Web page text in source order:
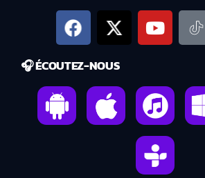
🎧 ÉCOUTEZ-NOUS